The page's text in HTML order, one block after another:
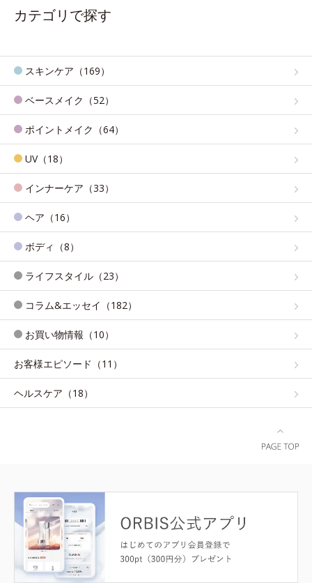
カテゴリで探す
スキンケア（169）
ベースメイク（52）
ポイントメイク（64）
UV（18）
インナーケア（33）
ヘア（16）
ボディ（8）
ライフスタイル（23）
コラム&エッセイ（182）
お買い物情報（10）
お客様エピソード（11）
ヘルスケア（18）